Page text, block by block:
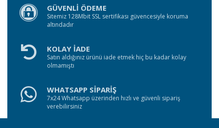
GÜVENLİ ÖDEME
Sitemiz 128Mbit SSL sertifikası güvencesiyle koruma
altındadır
KOLAY İADE
Satın aldığınız ürünü iade etmek hiç bu kadar kolay
olmamıştı
WHATSAPP SİPARİŞ
7x24 Whatsapp üzerinden hızlı ve güvenli sipariş
verebilirsiniz